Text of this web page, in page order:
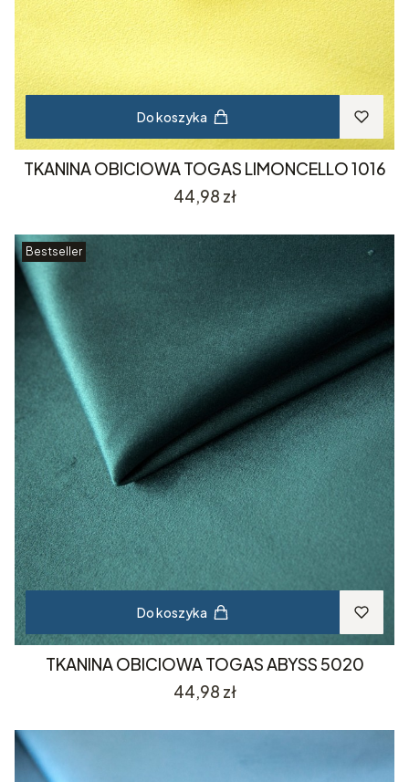
Do koszyka
TKANINA OBICIOWA TOGAS LIMONCELLO 1016
Cena
44,98 zł
Bestseller
Do koszyka
TKANINA OBICIOWA TOGAS ABYSS 5020
Cena
44,98 zł